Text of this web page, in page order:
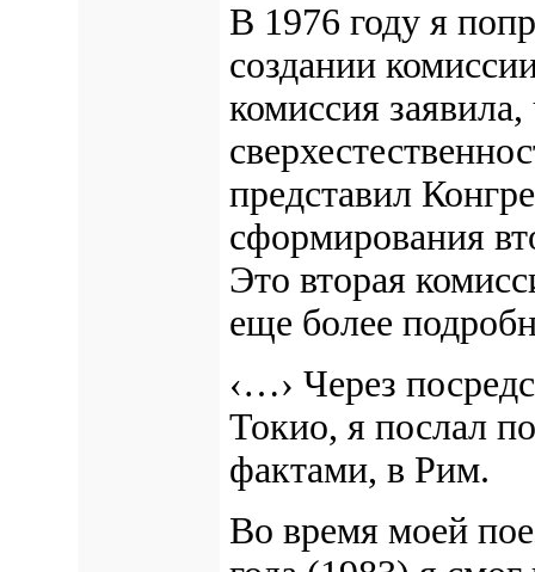
В 1976 году я
создании
комиссия
представил
сформирования
Это вторая
еще более
‹…› Через
Токио, я послал
фактами, в Рим.
Во время моей